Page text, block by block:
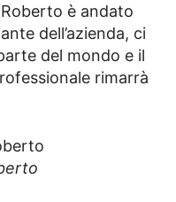
è andato
dell’azienda, ci
del mondo e il
rimarrà